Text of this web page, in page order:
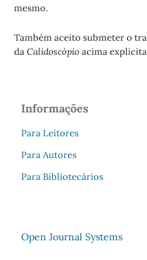
mesmo.
Também aceito submeter o
daCalidoscópioacima
Informações
Para Leitores
Para Autores
Para Bibliotecários
Open Journal Systems